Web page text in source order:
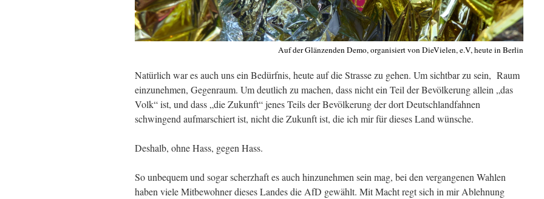
Auf der Glänzenden Demo, organisiert von DieVielen, e.V, heute in Berlin
Natürlich war es auch uns ein Bedürfnis, heute auf die Strasse zu gehen. Um sichtbar zu sein, Raum
einzunehmen, Gegenraum. Um deutlich zu machen, dass nicht ein Teil der Bevölkerung allein „das
Volk“ ist, und dass „die Zukunft“ jenes Teils der Bevölkerung der dort Deutschlandfahnen
schwingend aufmarschiert ist, nicht die Zukunft ist, die ich mir für dieses Land wünsche.
Deshalb, ohne Hass, gegen Hass.
So unbequem und sogar scherzhaft es auch hinzunehmen sein mag, bei den vergangenen Wahlen
haben viele Mitbewohner dieses Landes die AfD gewählt. Mit Macht regt sich in mir Ablehnung